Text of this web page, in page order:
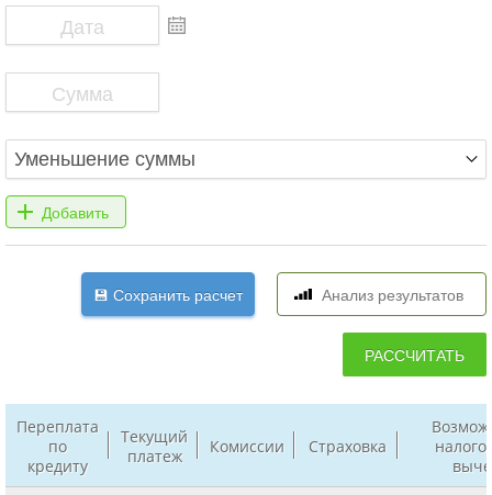
Переплата
по
кредиту
Текущий
платеж
Комиссии Страховка